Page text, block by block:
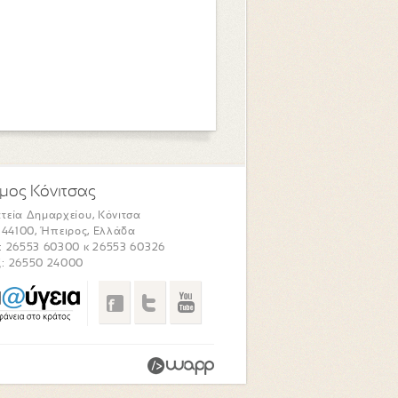
Κόνιτσας
Δημαρχείου, Κόνιτσα
44100, Ήπειρος, Ελλάδα
26553 60300 κ 26553 60326
26550 24000